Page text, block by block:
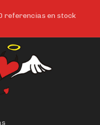
referencias en stock